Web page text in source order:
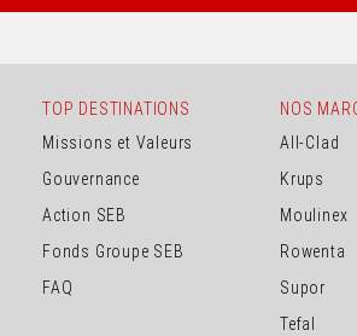
TOP DESTINATIONS
Missions et Valeurs
Gouvernance
Action SEB
Fonds Groupe SEB
FAQ
NOS
All-Clad
Krups
Moulinex
Rowenta
Supor
Tefal